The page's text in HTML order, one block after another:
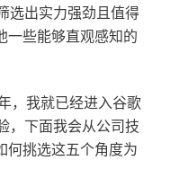
选出实力强劲且值得
一些能够直观感知的
，我就已经进入谷歌
，下面我会从公司技
何挑选这五个角度为